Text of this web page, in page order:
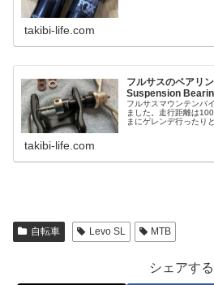
takibi-life.com
フルサスのベアリ
Suspension
フルサスマウンテンバ
ました。走行距離は
まにゲレンデ行ったり
takibi-life.com
自転車 Levo SL MTB
シェアする